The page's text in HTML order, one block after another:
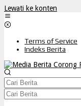
Lewati ke konten
Terms of Service
Indeks Berita